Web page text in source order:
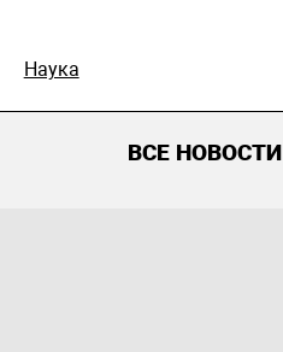
Наука
ВСЕ НОВОСТИ